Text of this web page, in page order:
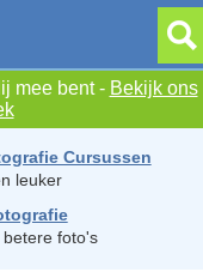
mee bent - Bekijk ons
Cursussen
leuker
foto's